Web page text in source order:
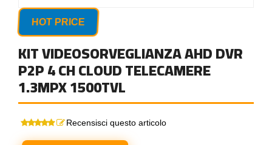
HOT PRICE
KIT VIDEOSORVEGLIANZA AHD DVR
P2P 4 CH CLOUD TELECAMERE
1.3MPX 1500TVL
Recensisci questo articolo